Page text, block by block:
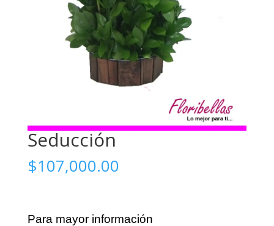
Seducción
$107,000.00
Para mayor información